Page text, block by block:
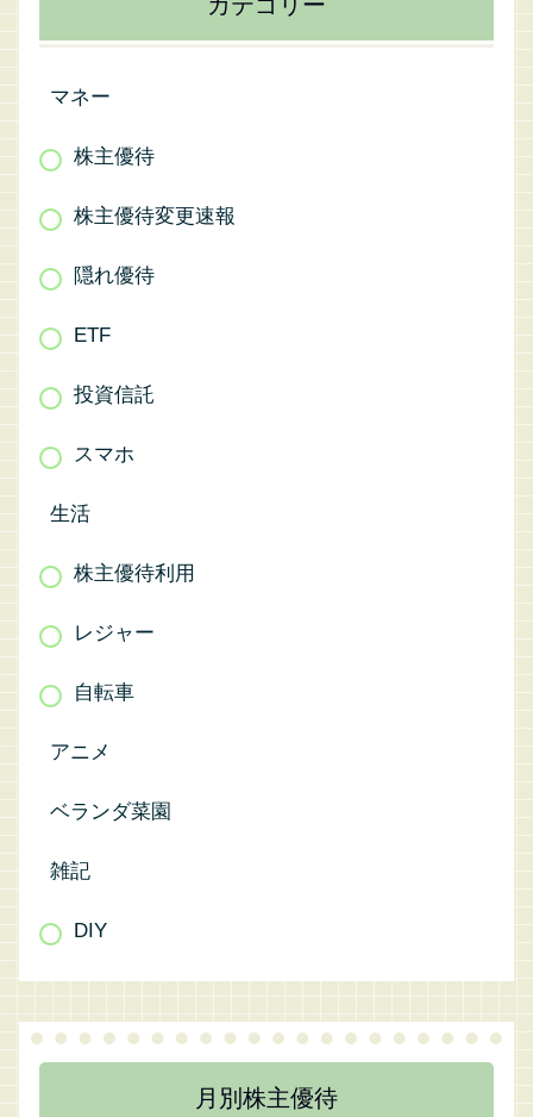
マネー
株主優待
株主優待変更速報
隠れ優待
ETF
投資信託
スマホ
生活
株主優待利用
レジャー
自転車
アニメ
ベランダ菜園
雑記
DIY
月別株主優待